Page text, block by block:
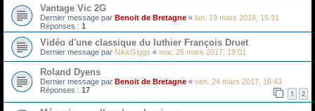
Vantage Vic 2G
Dernier message par Benoit de Bretagne « lun. 19 mars 2018, 15:31
Réponses : 1
Vidéo d'une classique du luthier François Druet
Dernier message par NikkGiggs « mar. 28 mars 2017, 19:01
Roland Dyens
Dernier message par Benoit de Bretagne « ven. 24 mars 2017, 16:43
Réponses : 17 1 2